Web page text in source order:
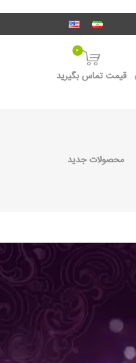
0
قیمت تماس بگیرید
محصولات جدید